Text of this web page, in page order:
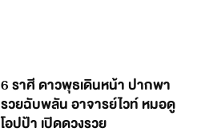
6 ราศี ดาวพุธเดินหน้า ปากพา
รวยฉับพลัน อาจารย์ไวท์ หมอดู
โอปป้า เปิดดวงรวย